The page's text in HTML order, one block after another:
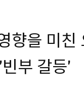
향을 미
부 갈등'